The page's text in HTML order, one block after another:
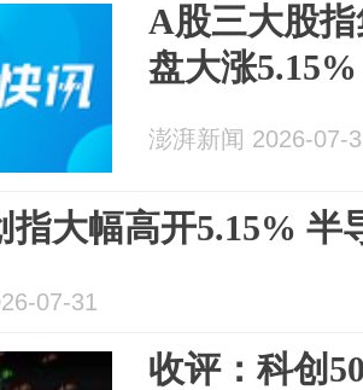
A股三大股
盘大涨5.15%
澎湃新闻 2026-07-
指大幅高开5.15% 半
07-31
收评：科创